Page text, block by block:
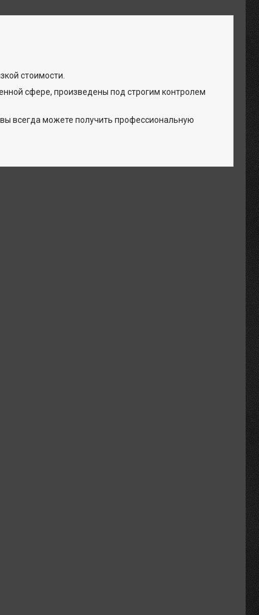
стоимости.
сфере, произведены под строгим контролем
всегда можете получить профессиональную